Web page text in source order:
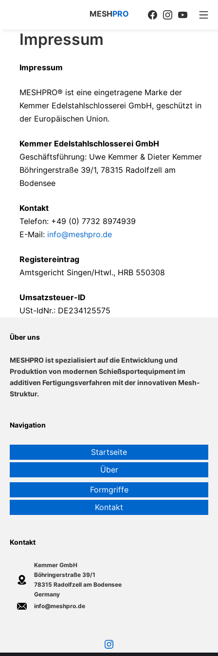
springen
MESHPRO FacebookInstagram
Youtube
Impressum
Impressum
MESHPRO® ist eine eingetragene Marke der
Kemmer Edelstahlschlosserei GmbH, geschützt in
der Europäischen Union.
Kemmer Edelstahlschlosserei GmbH
Geschäftsführung: Uwe Kemmer & Dieter Kemmer
Böhringerstraße 39/1, 78315 Radolfzell am
Bodensee
Kontakt
Telefon: +49 (0) 7732 8974939
E-Mail: info@meshpro.de
Registereintrag
Amtsgericht Singen/Htwl., HRB 550308
Umsatzsteuer-ID
USt-IdNr.: DE234125575
Über uns
MESHPRO ist spezialisiert auf die Entwicklung und
Produktion von modernen Schießsportequipment im
additiven Fertigungsverfahren mit der innovativen Mesh-
Struktur.
Navigation
Startseite
Über
Formgriffe
Kontakt
Kontakt
Kemmer GmbH
Böhringerstraße 39/1
78315 Radolfzell am Bodensee
Germany
info@meshpro.de
Instagram